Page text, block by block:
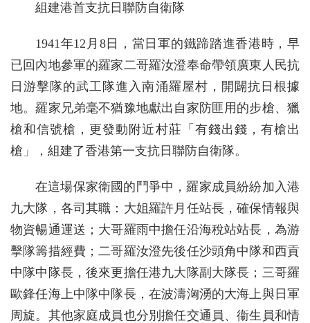
組建港首支抗日聯防自衛隊
1941年12月8日，當日軍的鐵蹄踏進香港時，早
已回內地參軍的羅家二哥羅汝澄奉命帶領廣東人民抗
日游擊隊的武工隊進入南涌羅屋村，開闢抗日根據
地。羅家兄弟毫不猶豫地獻出自家防匪用的步槍、獵
槍和信號槍，更發動附近村莊「有錢出錢，有槍出
槍」，組建了香港第一支抗日聯防自衛隊。
在這場保家衛國的鬥爭中，羅家成員紛紛加入港
九大隊，各司其職：大姐羅許月任站長，確保情報與
物資暢通運送；大哥羅雨中擔任沿海稅站站長，為游
擊隊籌措經費；二哥羅汝澄先後任沙頭角中隊和西貢
中隊中隊長，後來更擔任港九大隊副大隊長；三哥羅
歐鋒任海上中隊中隊長，在波濤洶湧的大海上與日軍
周旋。其他家庭成員也分別擔任交通員、衞生員和情